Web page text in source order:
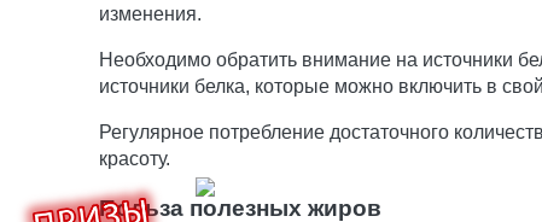
изменения.
Необходимо обратить внимание на источники
источники белка, которые можно включить в
Регулярное потребление достаточного
красоту.
Польза полезных жиров